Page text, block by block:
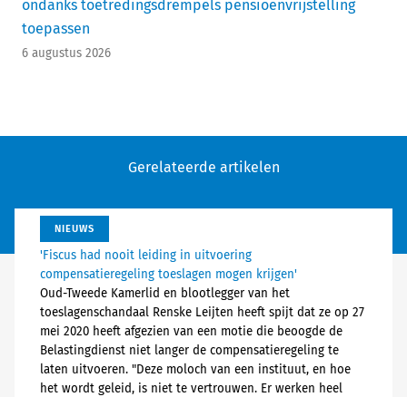
ondanks toetredingsdrempels pensioenvrijstelling
toepassen
6 augustus 2026
Gerelateerde artikelen
NIEUWS
'Fiscus had nooit leiding in uitvoering
compensatieregeling toeslagen mogen krijgen'
Oud-Tweede Kamerlid en blootlegger van het
toeslagenschandaal Renske Leijten heeft spijt dat ze op 27
mei 2020 heeft afgezien van een motie die beoogde de
Belastingdienst niet langer de compensatieregeling te
laten uitvoeren. "Deze moloch van een instituut, en hoe
het wordt geleid, is niet te vertrouwen. Er werken heel